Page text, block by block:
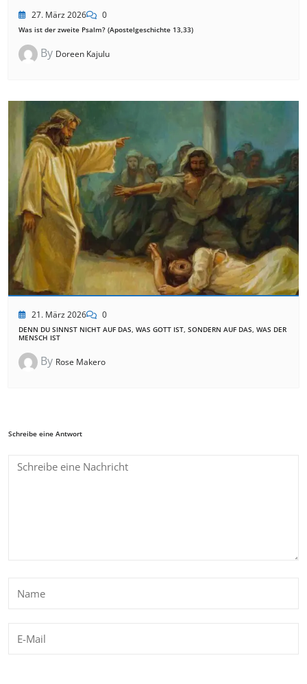
27. März 2026 0
Was ist der zweite Psalm? (Apostelgeschichte 13,33)
By Doreen Kajulu
21. März 2026 0
DENN DU SINNST NICHT AUF DAS, WAS GOTT IST, SONDERN AUF DAS, WAS DER
MENSCH IST
By Rose Makero
Schreibe eine Antwort